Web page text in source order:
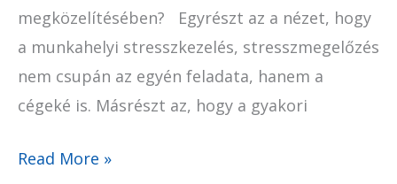
megközelítésében? Egyrészt az a nézet, hogy
a munkahelyi stresszkezelés, stresszmegelőzés
nem csupán az egyén feladata, hanem a
cégeké is. Másrészt az, hogy a gyakori
Read More »